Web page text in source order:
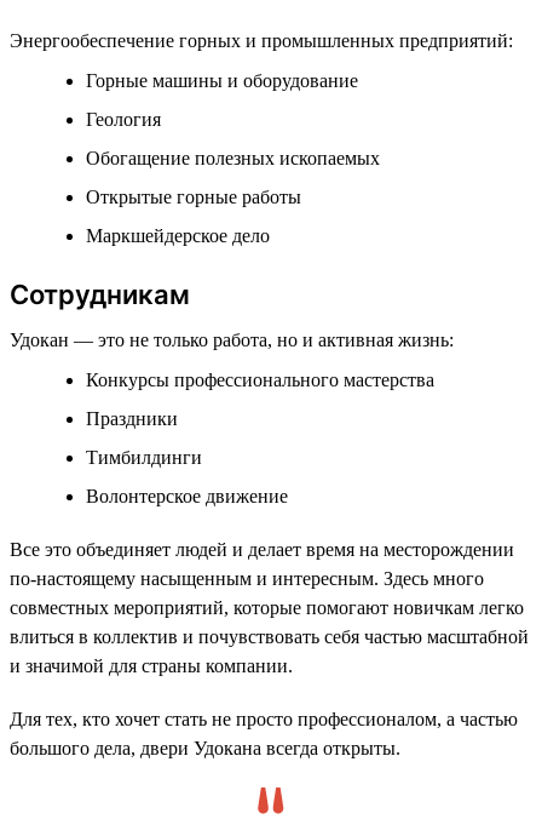
Энергообеспечение горных и промышленных предприятий:
Горные машины и оборудование
Геология
Обогащение полезных ископаемых
Открытые горные работы
Маркшейдерское дело
Сотрудникам
Удокан — это не только работа, но и активная жизнь:
Конкурсы профессионального мастерства
Праздники
Тимбилдинги
Волонтерское движение
Все это объединяет людей и делает время на месторождении
по-настоящему насыщенным и интересным. Здесь много
совместных мероприятий, которые помогают новичкам легко
влиться в коллектив и почувствовать себя частью масштабной
и значимой для страны компании.
Для тех, кто хочет стать не просто профессионалом, а частью
большого дела, двери Удокана всегда открыты.